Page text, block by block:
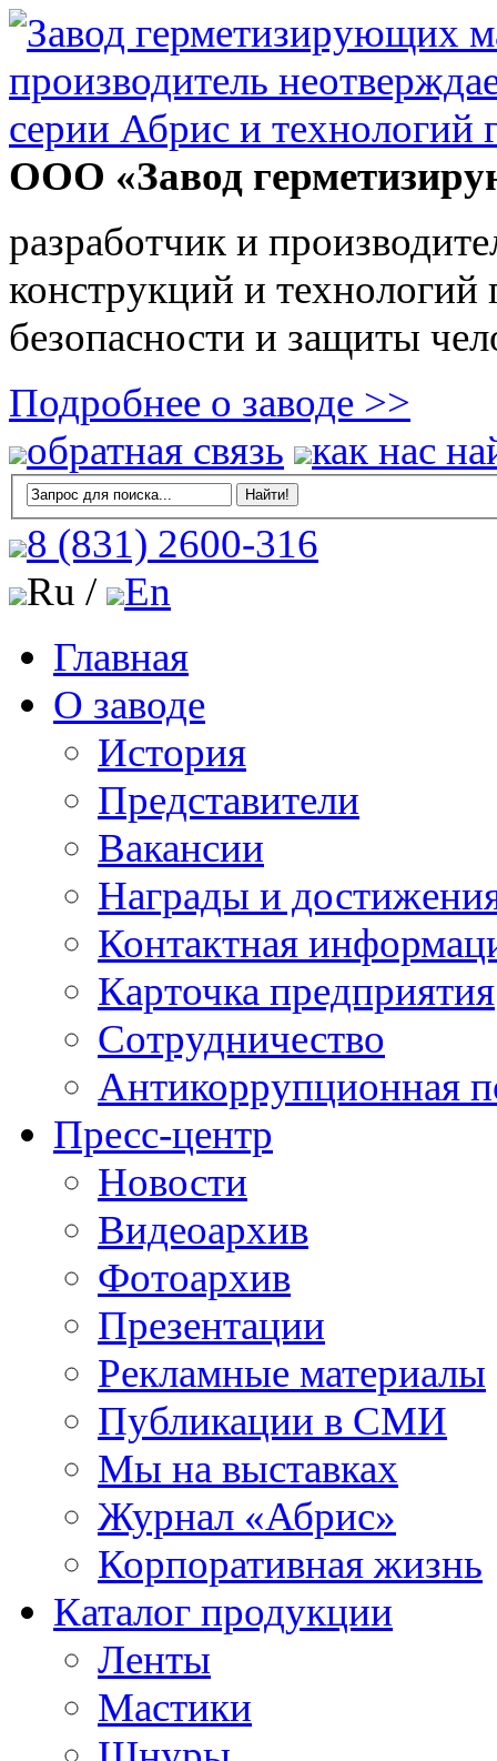
ООО «Завод
разработчик и
конструкций и
безопасности и защиты
Подробнее о заводе >>
обратная связь
как нас
8 (831) 2600-316
Ru /
En
Главная
О заводе
История
Представители
Вакансии
Награды и
Контактная
Карточка предприятия
Сотрудничество
Антикоррупционная
Пресс-центр
Новости
Видеоархив
Фотоархив
Презентации
Рекламные материалы
Публикации в СМИ
Мы на выставках
Журнал «Абрис»
Корпоративная жизнь
Каталог продукции
Ленты
Мастики